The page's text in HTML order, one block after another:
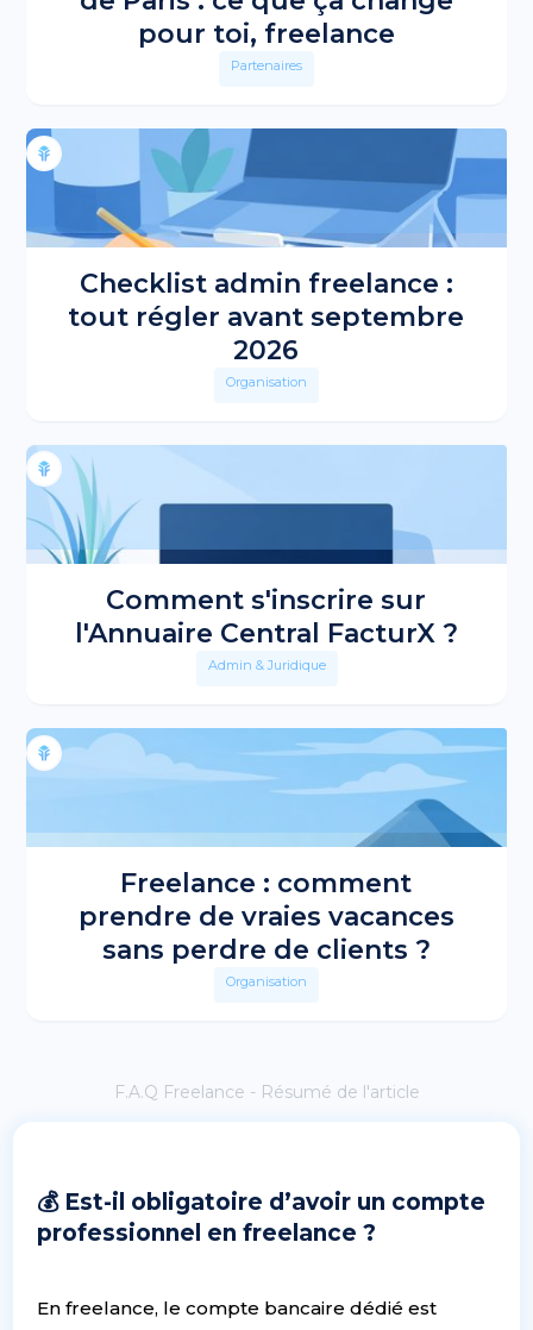
pour toi, freelance
Partenaires
Checklist admin freelance :
tout régler avant septembre
2026
Organisation
Comment s'inscrire sur
l'Annuaire Central FacturX ?
Admin & Juridique
Freelance : comment
prendre de vraies vacances
sans perdre de clients ?
Organisation
F.A.Q Freelance - Résumé de l'article
💰 Est-il obligatoire d’avoir un compte
professionnel en freelance ?
En freelance, le compte bancaire dédié est